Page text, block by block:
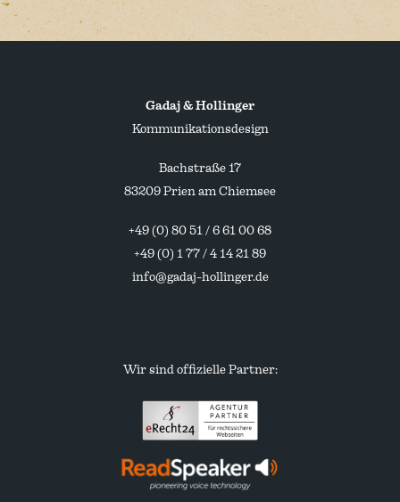
Gadaj & Hollinger
Kommunikationsdesign
Bachstraße 17
83209 Prien am Chiemsee
+49 (0) 80 51 / 6 61 00 68
+49 (0) 1 77 / 4 14 21 89
info@gadaj-hollinger.de
Wir sind offizielle Partner:
Partneragentur